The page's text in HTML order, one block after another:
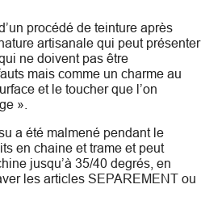
procédé de teinture après
artisanale qui peut présenter
ne doivent pas être
mais comme un charme au
et le toucher que l’on
».
a été malmené pendant le
en chaine et trame et peut
jusqu’à 35/40 degrés, en
les articles SEPAREMENT ou